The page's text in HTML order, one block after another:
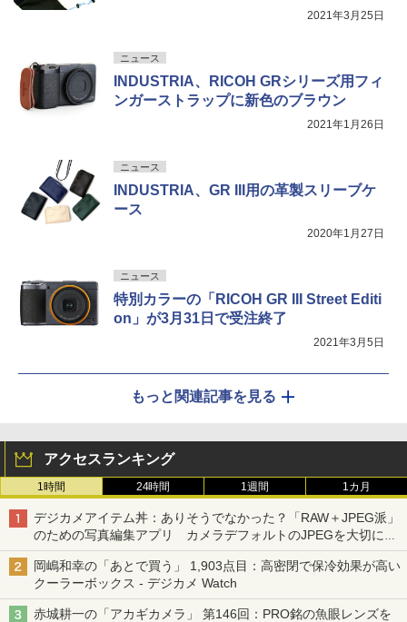
2021年3月25日
ニュース
INDUSTRIA、RICOH GRシリーズ用フィ
ンガーストラップに新色のブラウン
2021年1月26日
ニュース
INDUSTRIA、GR III用の革製スリーブケ
ース
2020年1月27日
ニュース
特別カラーの「RICOH GR III Street Editi
on」が3月31日で受注終了
2021年3月5日
もっと関連記事を見る
アクセスランキング
1時間 24時間 1週間 1カ月
デジカメアイテム丼：ありそうでなかった？「RAW＋JPEG派」
のための写真編集アプリ カメラデフォルトのJPEGを大切にす
る「Filmator」
岡嶋和幸の「あとで買う」 1,903点目：高密閉で保冷効果が高い
クーラーボックス - デジカメ Watch
赤城耕一の「アカギカメラ」 第146回：PRO銘の魚眼レンズを